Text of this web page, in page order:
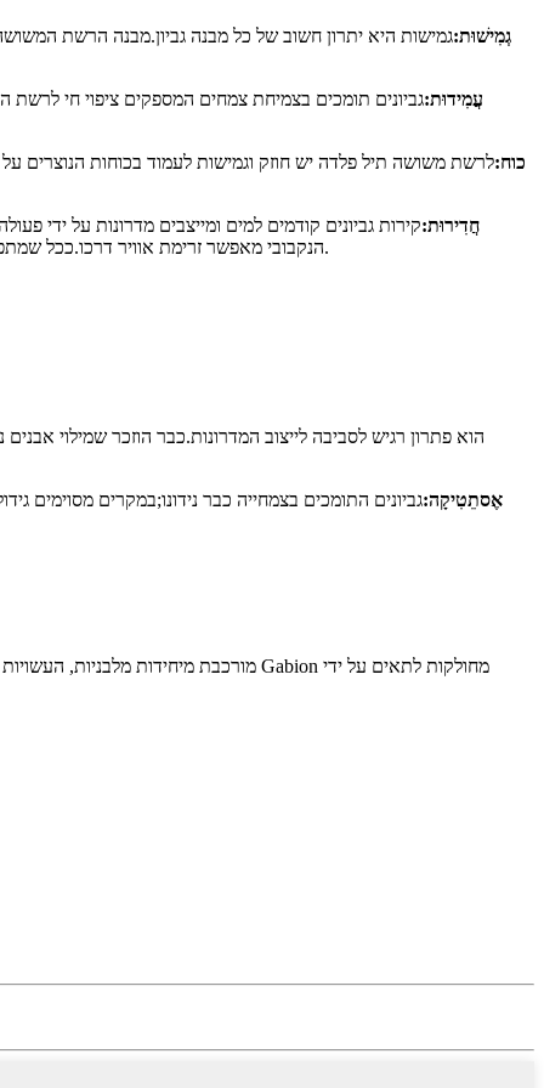
גְמִישׁוּת:גמישות היא יתרון חשוב של כל מבנה גביון.מבנה הרשת
עֲמִידוּת:גביונים תומכים בצמיחת צמחים המספקים ציפוי חי
כוח:לרשת משושה תיל פלדה יש ​​חוזק וגמישות לעמוד בכוחות הנוצרים
חֲדִירוּת:קירות גביונים קודמים למים ומייצבים מדרונות על ידי
הנקבובי מאפשר זרימת אוויר דרכו.ככל שמתפתחת צמיחת צמחים בתוך המבנה, תהליך הטרנספירציה מסייע בהסרת הלחות מהמילוי - מערכת יעילה הרבה יותר מחורי בכי בקירות בנייה סטנדרטיים.
אֶסתֵטִיקָה:גביונים התומכים בצמחייה כבר נידונו;במקרים מסוימים